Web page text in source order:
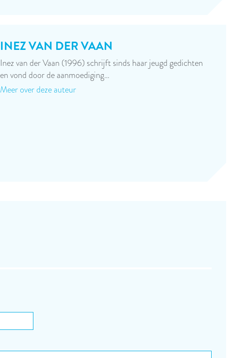
INEZ VAN DER VAAN
Inez van der Vaan (1996) schrijft sinds haar jeugd gedichten
en vond door de aanmoediging…
Meer over deze auteur